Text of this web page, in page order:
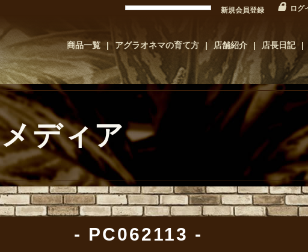
新規会員登録 ログ
商品一覧 アグラオネマの育て方 店舗紹介 店長日記
メディア
PC062113